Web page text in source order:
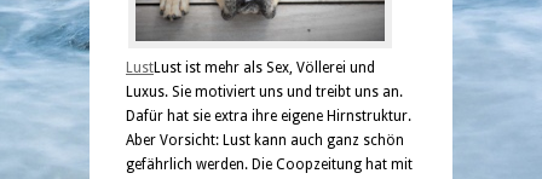
LustLust ist mehr als Sex, Völlerei und
Luxus. Sie motiviert uns und treibt uns an.
Dafür hat sie extra ihre eigene Hirnstruktur.
Aber Vorsicht: Lust kann auch ganz schön
gefährlich werden. Die Coopzeitung hat mit